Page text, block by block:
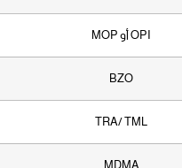
OPI أو MOP
BZO
TRA/ TML